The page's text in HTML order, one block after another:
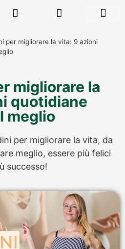
per migliorare la vita: 9 azioni
migliorare la
quotidiane
meglio
per migliorare la vita, da
meglio, essere più felici
successo!